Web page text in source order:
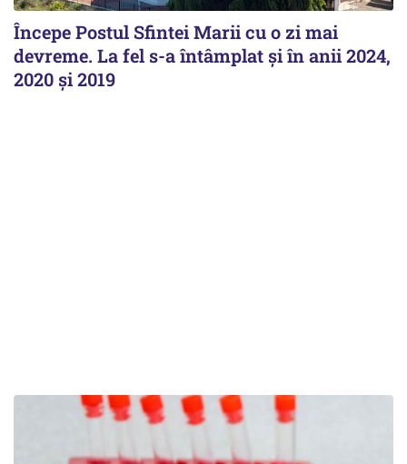
Începe Postul Sfintei Marii cu o zi mai
devreme. La fel s-a întâmplat și în anii 2024,
2020 și 2019